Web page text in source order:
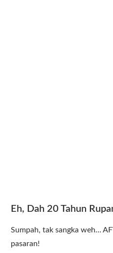
Eh, Dah 20 Tahun
Sumpah, tak sangka weh…
pasaran!